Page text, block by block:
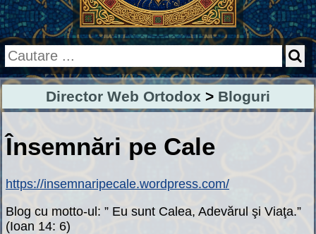
Director Web Ortodox > Bloguri
Însemnări pe Cale
https://insemnaripecale.wordpress.com/
Blog cu motto-ul: ” Eu sunt Calea, Adevărul şi Viaţa.”
(Ioan 14: 6)